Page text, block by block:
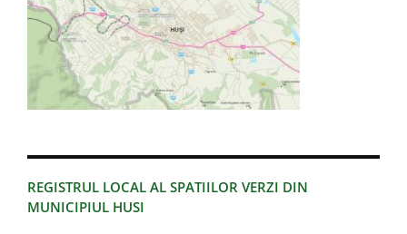
REGISTRUL LOCAL AL SPATIILOR VERZI DIN
MUNICIPIUL HUSI